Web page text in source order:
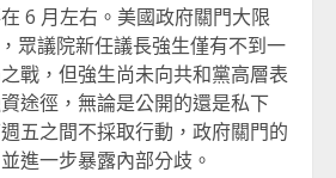
6 月左右。美國政府關門大限
眾議院新任議長強生僅有不到一
戰，但強生尚未向共和黨高層表
途徑，無論是公開的還是私下
五之間不採取行動，政府關門的
進一步暴露內部分歧。